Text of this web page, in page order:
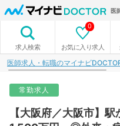
医
求人検索 お気に入り求人
0
医師求人・転職のマイナビ
常勤求人
【大阪府／大阪市】